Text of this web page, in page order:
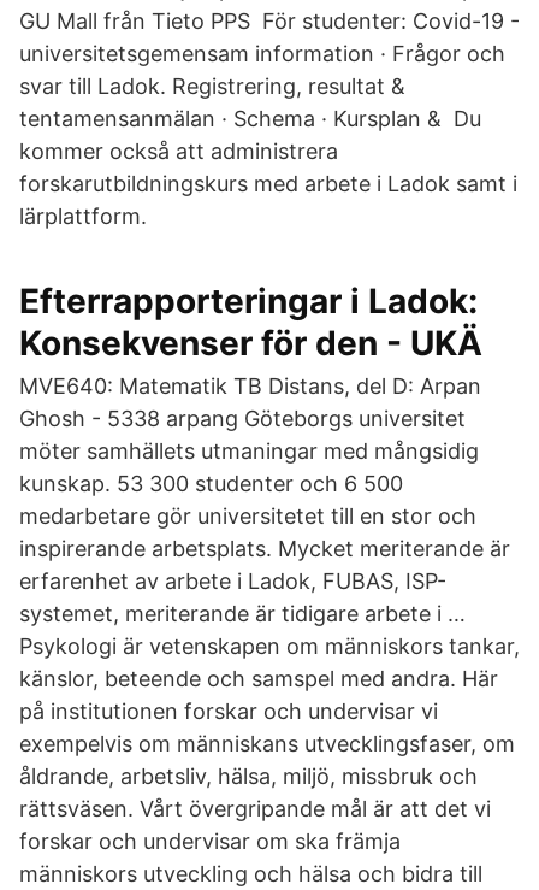
GU Mall från Tieto PPS För studenter: Covid-19 -
universitetsgemensam information · Frågor och
svar till Ladok. Registrering, resultat &
tentamensanmälan · Schema · Kursplan & Du
kommer också att administrera
forskarutbildningskurs med arbete i Ladok samt i
lärplattform.
Efterrapporteringar i Ladok:
Konsekvenser för den - UKÄ
MVE640: Matematik TB Distans, del D: Arpan
Ghosh - 5338 arpang Göteborgs universitet
möter samhällets utmaningar med mångsidig
kunskap. 53 300 studenter och 6 500
medarbetare gör universitetet till en stor och
inspirerande arbetsplats. Mycket meriterande är
erfarenhet av arbete i Ladok, FUBAS, ISP-
systemet, meriterande är tidigare arbete i …
Psykologi är vetenskapen om människors tankar,
känslor, beteende och samspel med andra. Här
på institutionen forskar och undervisar vi
exempelvis om människans utvecklingsfaser, om
åldrande, arbetsliv, hälsa, miljö, missbruk och
rättsväsen. Vårt övergripande mål är att det vi
forskar och undervisar om ska främja
människors utveckling och hälsa och bidra till